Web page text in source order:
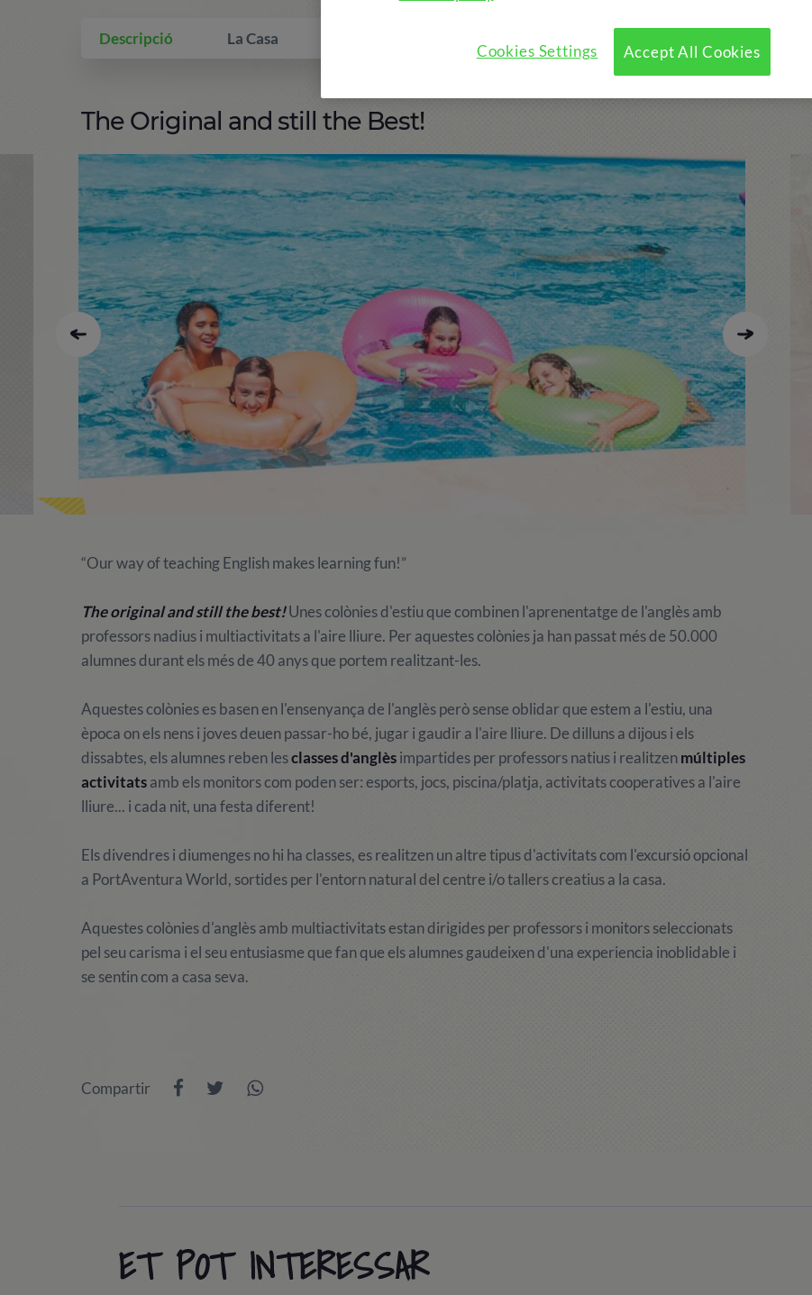
Descripció La Casa
The Original and still the Best!
“Our way of teaching English makes learning fun!”
The original and still the best!Unes colònies d'estiu que combinen l'aprenentatge de l'anglès amb
professors nadius i multiactivitats a l'aire lliure. Per aquestes colònies ja han passat més de 50.000
alumnes durant els més de 40 anys que portem realitzant-les.
Aquestes colònies es basen en l'ensenyança de l'anglès però sense oblidar que estem a l'estiu, una
època on els nens i joves deuen passar-ho bé, jugar i gaudir a l'aire lliure. De dilluns a dijous i els
dissabtes, els alumnes reben lesclasses d'anglèsimpartides per professors natius i realitzenmúltiples
activitatsamb els monitors com poden ser: esports, jocs, piscina/platja, activitats cooperatives a l'aire
lliure... i cada nit, una festa diferent!
Els divendres i diumenges no hi ha classes, es realitzen un altre tipus d'activitats com l'excursió opcional
a PortAventura World, sortides per l'entorn natural del centre i/o tallers creatius a la casa.
Aquestes colònies d'anglès amb multiactivitats estan dirigides per professors i monitors seleccionats
pel seu carisma i el seu entusiasme que fan que els alumnes gaudeixen d'una experiencia inoblidable i
se sentin com a casa seva.
Compartir
ET POT INTERESSAR
Accept All Cookies
Cookies Settings